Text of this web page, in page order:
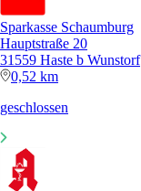
Sparkasse Schaumburg
Hauptstraße 20
31559 Haste b Wunstorf
0,52 km
geschlossen